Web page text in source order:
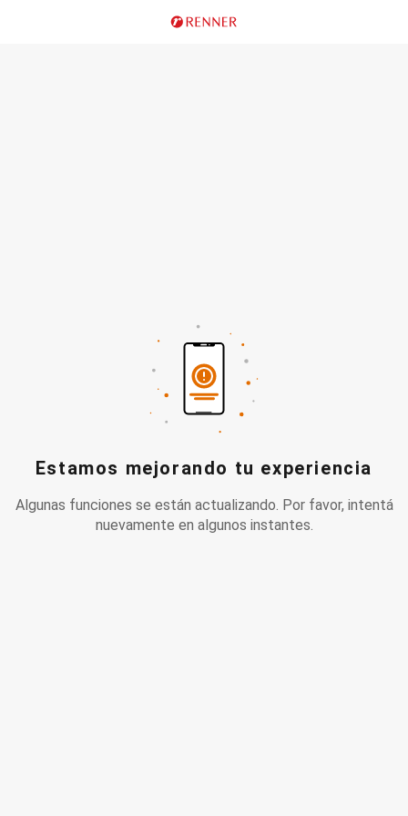
Estamos mejorando tu experiencia
Algunas funciones se están actualizando. Por favor, intentá
nuevamente en algunos instantes.